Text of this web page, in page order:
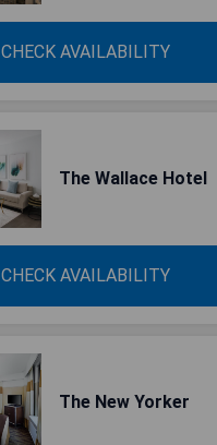
CHECK AVAILABILITY
The Wallace Hotel
CHECK AVAILABILITY
The New Yorker